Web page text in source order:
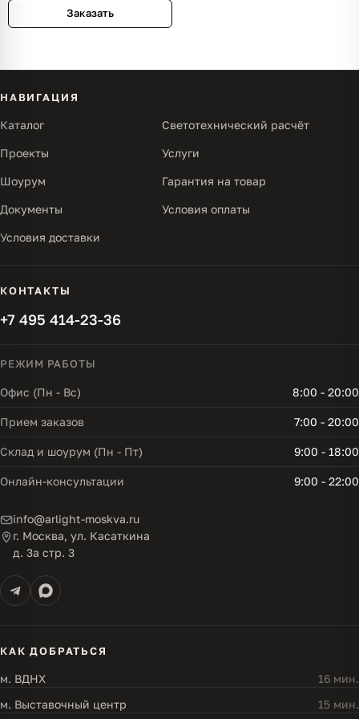
Заказать
НАВИГАЦИЯ
Каталог Светотехнический расчёт
Проекты Услуги
Шоурум Гарантия на товар
Документы Условия оплаты
Условия доставки
КОНТАКТЫ
+7 495 414-23-36
РЕЖИМ РАБОТЫ
Офис (Пн - Вс) 8:00 - 20:00
Прием заказов 7:00 - 20:00
Склад и шоурум (Пн - Пт) 9:00 - 18:00
Онлайн-консультации 9:00 - 22:00
info@arlight-moskva.ru
г. Москва, ул. Касаткина
д. 3а стр. 3
КАК ДОБРАТЬСЯ
м. ВДНХ
16 мин.
м. Выставочный центр
15 мин.